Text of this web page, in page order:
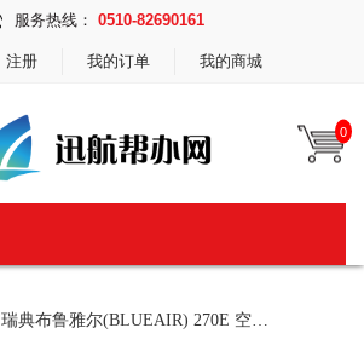
服务热线： 0510-82690161
注册 我的订单 我的商城
0
瑞典布鲁雅尔(BLUEAIR) 270E 空…